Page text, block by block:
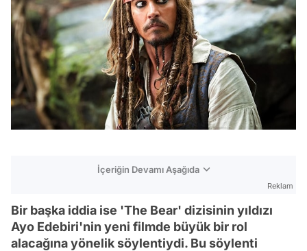
İçeriğin Devamı Aşağıda
Reklam
Bir başka iddia ise 'The Bear' dizisinin yıldızı
Ayo Edebiri'nin yeni filmde büyük bir rol
alacağına yönelik söylentiydi. Bu söylenti